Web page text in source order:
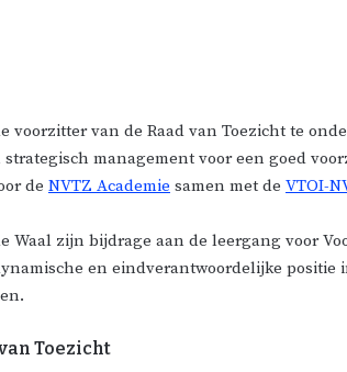
voorzitter van de Raad van Toezicht te
management voor een goed
de NVTZ Academie samen met de VTOI-
Waal zijn bijdrage aan de leergang voor
en eindverantwoordelijke
Toezicht